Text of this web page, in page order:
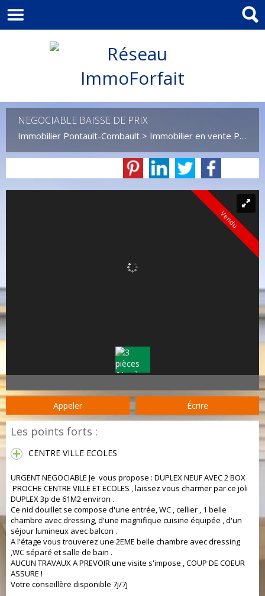
NEGOCIABLE BAISSE DE PRIX
Immobilier Pontault-Combault > Immobilier en vente Pontault-Combault
Vendu
Appeler Écrire
Les points forts :
CENTRE VILLE ECOLES
URGENT NEGOCIABLE Je vous propose : DUPLEX NEUF AVEC 2 BOX
PROCHE CENTRE VILLE ET ECOLES , laissez vous charmer par ce joli
DUPLEX 3p de 61M2 environ .
Ce nid douillet se compose d'une entrée, WC , cellier , 1 belle
chambre avec dressing, d'une magnifique cuisine équipée , d'un
séjour lumineux avec balcon .
A l'étage vous trouverez une 2EME belle chambre avec dressing
,WC séparé et salle de bain .
AUCUN TRAVAUX A PREVOIR une visite s'impose , COUP DE COEUR
ASSURE !
Votre conseillère disponible 7j/7j